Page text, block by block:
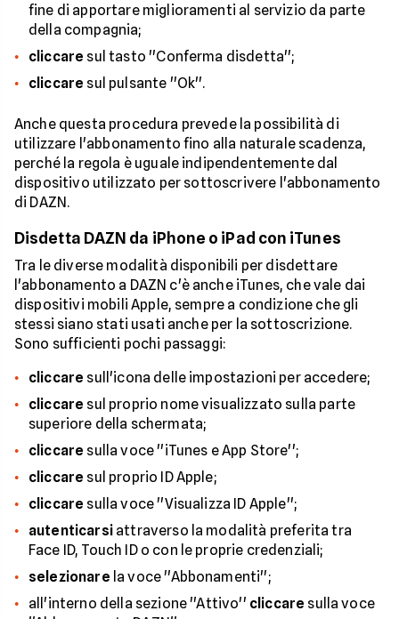
fine di apportare miglioramenti al servizio da parte
della compagnia;
cliccare sul tasto ''Conferma disdetta'';
cliccare sul pulsante ''Ok''.
Anche questa procedura prevede la possibilità di
utilizzare l'abbonamento fino alla naturale scadenza,
perché la regola è uguale indipendentemente dal
dispositivo utilizzato per sottoscrivere l'abbonamento
di DAZN.
Disdetta DAZN da iPhone o iPad con iTunes
Tra le diverse modalità disponibili per disdettare
l'abbonamento a DAZN c'è anche iTunes, che vale dai
dispositivi mobili Apple, sempre a condizione che gli
stessi siano stati usati anche per la sottoscrizione.
Sono sufficienti pochi passaggi:
cliccare sull'icona delle impostazioni per accedere;
cliccare sul proprio nome visualizzato sulla parte
superiore della schermata;
cliccare sulla voce ''iTunes e App Store'';
cliccare sul proprio ID Apple;
cliccare sulla voce ''Visualizza ID Apple'';
autenticarsiattraverso la modalità preferita tra
Face ID, Touch ID o con le proprie credenziali;
selezionare la voce ''Abbonamenti'';
all'interno della sezione ''Attivo'' cliccare sulla voce